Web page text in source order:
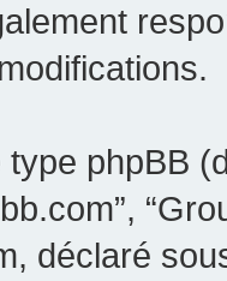
phpBB
déclaré